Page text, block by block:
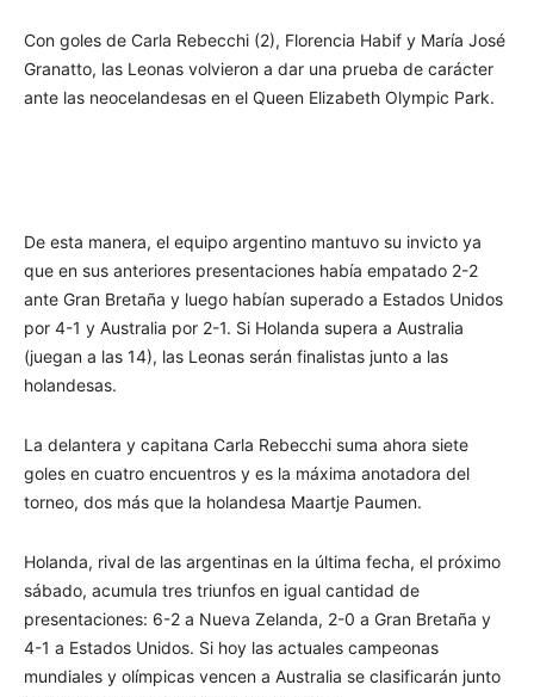
Con goles de Carla Rebecchi (2), Florencia Habif y María José
Granatto, las Leonas volvieron a dar una prueba de carácter
ante las neocelandesas en el Queen Elizabeth Olympic Park.
De esta manera, el equipo argentino mantuvo su invicto ya
que en sus anteriores presentaciones había empatado 2-2
ante Gran Bretaña y luego habían superado a Estados Unidos
por 4-1 y Australia por 2-1. Si Holanda supera a Australia
(juegan a las 14), las Leonas serán finalistas junto a las
holandesas.
La delantera y capitana Carla Rebecchi suma ahora siete
goles en cuatro encuentros y es la máxima anotadora del
torneo, dos más que la holandesa Maartje Paumen.
Holanda, rival de las argentinas en la última fecha, el próximo
sábado, acumula tres triunfos en igual cantidad de
presentaciones: 6-2 a Nueva Zelanda, 2-0 a Gran Bretaña y
4-1 a Estados Unidos. Si hoy las actuales campeonas
mundiales y olímpicas vencen a Australia se clasificarán junto